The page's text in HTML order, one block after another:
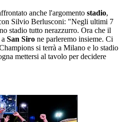
anche l'argomento stadio,
Silvio Berlusconi: "Negli ultimi 7
stadio tutto nerazzurro. Ora che il
San Siro ne parleremo insieme. Ci
si terrà a Milano e lo stadio
mettersi al tavolo per decidere